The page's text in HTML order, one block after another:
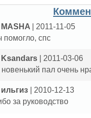
MASHA
| 2011-11-05
помогло, спс
Ksandars
| 2011-03-06
новенький пал очень
ильгиз
| 2010-12-13
за руководство